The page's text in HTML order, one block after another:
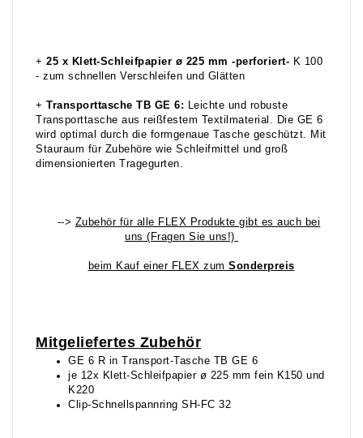
+ 25 x Klett-Schleifpapier ø 225 mm -perforiert- K 100
- zum schnellen Verschleifen und Glätten
+ Transporttasche TB GE 6: Leichte und robuste
Transporttasche aus reißfestem Textilmaterial. Die GE 6
wird optimal durch die formgenaue Tasche geschützt. Mit
Stauraum für Zubehöre wie Schleifmittel und groß
dimensionierten Tragegurten.
--> Zubehör für alle FLEX Produkte gibt es auch bei
uns (Fragen Sie uns!)
beim Kauf einer FLEX zum Sonderpreis
Mitgeliefertes Zubehör
GE 6 R in Transport-Tasche TB GE 6
je 12x Klett-Schleifpapier ø 225 mm fein K150 und
K220
Clip-Schnellspannring SH-FC 32